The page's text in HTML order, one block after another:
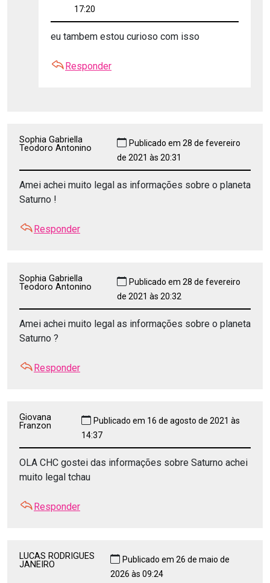
17:20
eu tambem estou curioso com isso
Responder
Sophia Gabriella
Teodoro Antonino
Publicado em 28 de fevereiro
de 2021 às 20:31
Amei achei muito legal as informações sobre o planeta
Saturno !
Responder
Sophia Gabriella
Teodoro Antonino
Publicado em 28 de fevereiro
de 2021 às 20:32
Amei achei muito legal as informações sobre o planeta
Saturno ?
Responder
Giovana
Franzon
Publicado em 16 de agosto de 2021 às
14:37
OLA CHC gostei das informações sobre Saturno achei
muito legal tchau
Responder
LUCAS RODRIGUES
JANEIRO
Publicado em 26 de maio de
2026 às 09:24